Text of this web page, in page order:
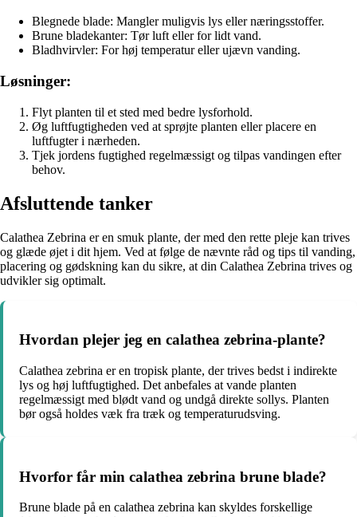
Blegnede blade: Mangler muligvis lys eller næringsstoffer.
Brune bladekanter: Tør luft eller for lidt vand.
Bladhvirvler: For høj temperatur eller ujævn vanding.
Løsninger:
Flyt planten til et sted med bedre lysforhold.
Øg luftfugtigheden ved at sprøjte planten eller placere en
luftfugter i nærheden.
Tjek jordens fugtighed regelmæssigt og tilpas vandingen efter
behov.
Afsluttende tanker
Calathea Zebrina er en smuk plante, der med den rette pleje kan trives
og glæde øjet i dit hjem. Ved at følge de nævnte råd og tips til vanding,
placering og gødskning kan du sikre, at din Calathea Zebrina trives og
udvikler sig optimalt.
Hvordan plejer jeg en calathea zebrina-plante?
Calathea zebrina er en tropisk plante, der trives bedst i indirekte
lys og høj luftfugtighed. Det anbefales at vande planten
regelmæssigt med blødt vand og undgå direkte sollys. Planten
bør også holdes væk fra træk og temperaturudsving.
Hvorfor får min calathea zebrina brune blade?
Brune blade på en calathea zebrina kan skyldes forskellige